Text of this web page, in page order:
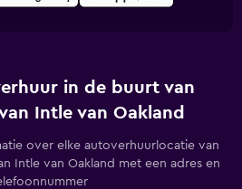
in de buurt van
Intle van Oakland
over elke autoverhuurlocatie van
Intle van Oakland met een adres en